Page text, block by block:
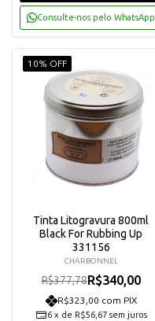
Consulte-nos pelo WhatsApp
10% OFF
Tinta Litogravura 800ml
Black For Rubbing Up
331156
CHARBONNEL
R$377,78R$340,00
R$323,00 com PIX
6 x de R$56,67 sem juros